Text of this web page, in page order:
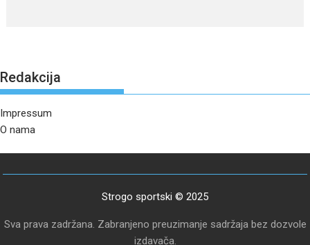
Redakcija
Impressum
O nama
Strogo sportski © 2025
Sva prava zadržana. Zabranjeno preuzimanje sadržaja bez dozvole
izdavača.